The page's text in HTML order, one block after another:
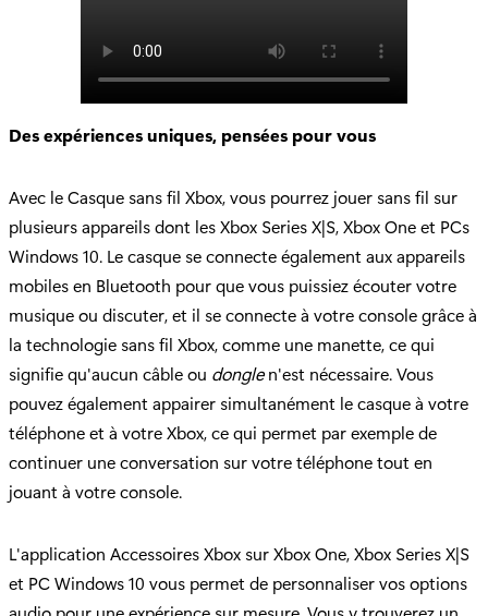
Des expériences uniques, pensées pour vous
Avec le Casque sans fil Xbox, vous pourrez jouer sans fil sur
plusieurs appareils dont les Xbox Series X|S, Xbox One et PCs
Windows 10. Le casque se connecte également aux appareils
mobiles en Bluetooth pour que vous puissiez écouter votre
musique ou discuter, et il se connecte à votre console grâce à
la technologie sans fil Xbox, comme une manette, ce qui
signifie qu'aucun câble ou donglen'est nécessaire. Vous
pouvez également appairer simultanément le casque à votre
téléphone et à votre Xbox, ce qui permet par exemple de
continuer une conversation sur votre téléphone tout en
jouant à votre console.
L'application Accessoires Xbox sur Xbox One, Xbox Series X|S
et PC Windows 10 vous permet de personnaliser vos options